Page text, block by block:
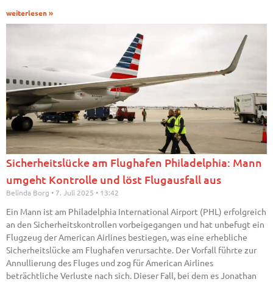
weiterlesen »
Sicherheitslücke am Flughafen Philadelphia: Mann
umgeht Kontrolle und löst Flugausfall aus
Belinda Borg 7. Juli 2025 13:42
Ein Mann ist am Philadelphia International Airport (PHL) erfolgreich
an den Sicherheitskontrollen vorbeigegangen und hat unbefugt ein
Flugzeug der American Airlines bestiegen, was eine erhebliche
Sicherheitslücke am Flughafen verursachte. Der Vorfall führte zur
Annullierung des Fluges und zog für American Airlines
beträchtliche Verluste nach sich. Dieser Fall, bei dem es Jonathan